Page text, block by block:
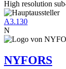
High resolution
A3.130
N
NYFORS